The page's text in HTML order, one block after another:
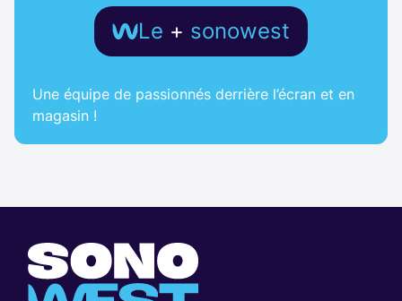
Le + sonowest
Une équipe de passionnés derrière l’écran et en
magasin !